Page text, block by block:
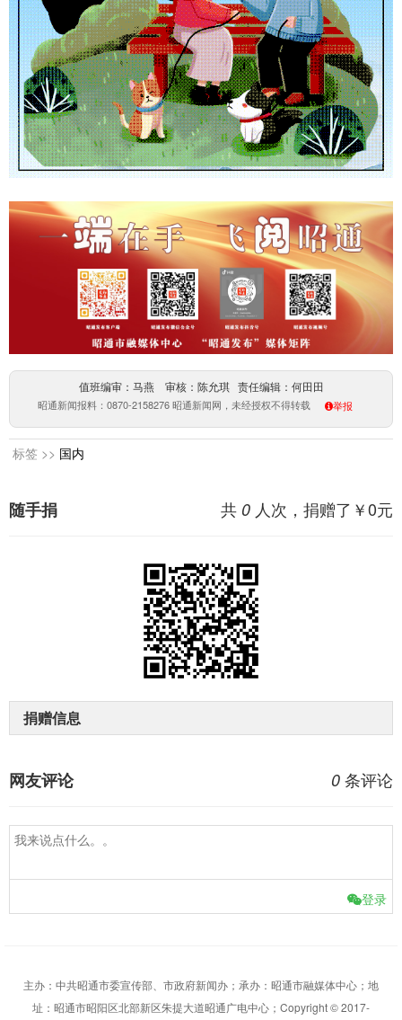
值班编审：马燕 审核：陈允琪 责任编辑：何田田
昭通新闻报料：0870-2158276 昭通新闻网，未经授权不得转载 举报
标签 >> 国内
共 0 人次，捐赠了￥0元
随手捐
捐赠信息
0 条评论
网友评论
登录
主办：中共昭通市委宣传部、市政府新闻办；承办：昭通市融媒体中心；地
址：昭通市昭阳区北部新区朱提大道昭通广电中心；Copyright © 2017-